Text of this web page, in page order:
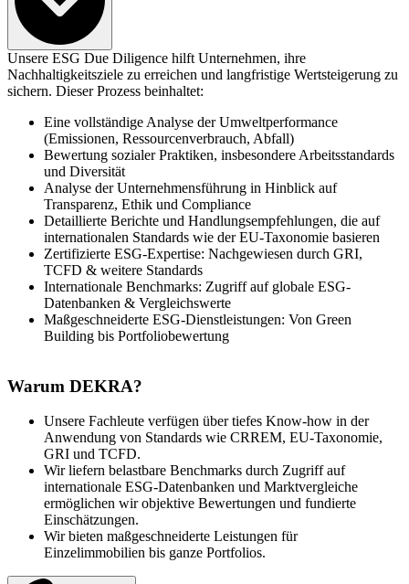
Unsere ESG Due Diligence hilft Unternehmen, ihre
Nachhaltigkeitsziele zu erreichen und langfristige Wertsteigerung zu
sichern. Dieser Prozess beinhaltet:
Eine vollständige Analyse der Umweltperformance
(Emissionen, Ressourcenverbrauch, Abfall)
Bewertung sozialer Praktiken, insbesondere Arbeitsstandards
und Diversität
Analyse der Unternehmensführung in Hinblick auf
Transparenz, Ethik und Compliance
Detaillierte Berichte und Handlungsempfehlungen, die auf
internationalen Standards wie der EU-Taxonomie basieren
Zertifizierte ESG-Expertise: Nachgewiesen durch GRI,
TCFD & weitere Standards
Internationale Benchmarks: Zugriff auf globale ESG-
Datenbanken & Vergleichswerte
Maßgeschneiderte ESG-Dienstleistungen: Von Green
Building bis Portfoliobewertung
Warum DEKRA?
Unsere Fachleute verfügen über tiefes Know-how in der
Anwendung von Standards wie CRREM, EU-Taxonomie,
GRI und TCFD.
Wir liefern belastbare Benchmarks durch Zugriff auf
internationale ESG-Datenbanken und Marktvergleiche
ermöglichen wir objektive Bewertungen und fundierte
Einschätzungen.
Wir bieten maßgeschneiderte Leistungen für
Einzelimmobilien bis ganze Portfolios.